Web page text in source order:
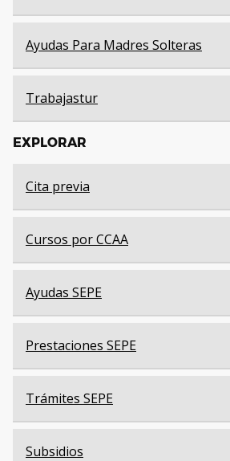
Ayudas Para Madres Solteras
Trabajastur
EXPLORAR
Cita previa
Cursos por CCAA
Ayudas SEPE
Prestaciones SEPE
Trámites SEPE
Subsidios